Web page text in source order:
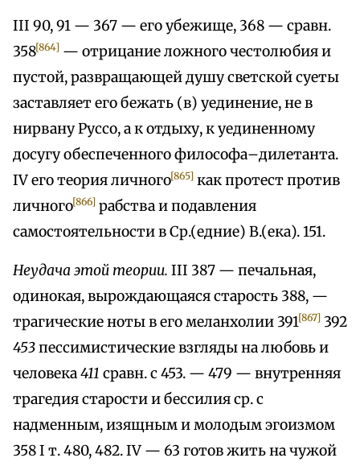
III 90, 91 — 367 — его убежище, 368 — сравн.
358[864] — отрицание ложного честолюбия и
пустой, развращающей душу светской суеты
заставляет его бежать (в) уединение, не в
нирвану Руссо, а к отдыху, к уединенному
досугу обеспеченного философа–дилетанта.
IV его теория личного[865] как протест против
личного[866] рабства и подавления
самостоятельности в Ср.(едние) В.(ека). 151.
Неудача этой теории. III 387 — печальная,
одинокая, вырождающаяся старость 388, —
трагические ноты в его меланхолии 391[867] 392
453пессимистические взгляды на любовь и
человека411 сравн. с 453. — 479 — внутренняя
трагедия старости и бессилия ср. с
надменным, изящным и молодым эгоизмом
358 I т. 480, 482. IV — 63 готов жить на чужой